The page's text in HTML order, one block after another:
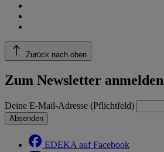
Zurück nach oben
Zum Newsletter anmelden
Deine E-Mail-Adresse (Pflichtfeld)
Absenden
EDEKA auf Facebook